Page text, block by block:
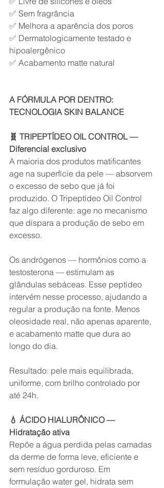
✅ Sem fragrância
✅ Melhora a aparência dos poros
✅ Dermatologicamente testado e
hipoalergênico
✅ Acabamento matte natural
A FÓRMULA POR DENTRO:
TECNOLOGIA SKIN BALANCE
🧬 TRIPEPTÍDEO OIL CONTROL —
Diferencial exclusivo
A maioria dos produtos matificantes
age na superfície da pele — absorvem
o excesso de sebo que já foi
produzido. O Tripeptídeo Oil Control
faz algo diferente: age no mecanismo
que dispara a produção de sebo em
excesso.
Os andrógenos — hormônios como a
testosterona — estimulam as
glândulas sebáceas. Esse peptídeo
intervém nesse processo, ajudando a
regular a produção na fonte. Menos
oleosidade real, não apenas aparente,
e acabamento matte que dura ao
longo do dia.
Resultado: pele mais equilibrada,
uniforme, com brilho controlado por
até 24h.
💧 ÁCIDO HIALURÔNICO —
Hidratação ativa
Repõe a água perdida pelas camadas
da derme de forma leve, eficiente e
sem resíduo gorduroso. Em
formulação water gel, hidrata sem